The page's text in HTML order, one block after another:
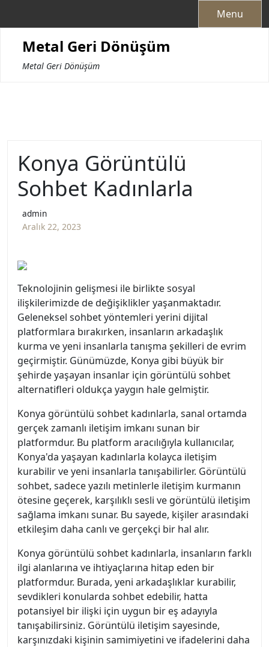
Menu
Metal Geri Dönüşüm
Metal Geri Dönüşüm
Konya Görüntülü
Sohbet Kadınlarla
admin
Aralık 22, 2023
Teknolojinin gelişmesi ile birlikte sosyal
ilişkilerimizde de değişiklikler yaşanmaktadır.
Geleneksel sohbet yöntemleri yerini dijital
platformlara bırakırken, insanların arkadaşlık
kurma ve yeni insanlarla tanışma şekilleri de evrim
geçirmiştir. Günümüzde, Konya gibi büyük bir
şehirde yaşayan insanlar için görüntülü sohbet
alternatifleri oldukça yaygın hale gelmiştir.
Konya görüntülü sohbet kadınlarla, sanal ortamda
gerçek zamanlı iletişim imkanı sunan bir
platformdur. Bu platform aracılığıyla kullanıcılar,
Konya'da yaşayan kadınlarla kolayca iletişim
kurabilir ve yeni insanlarla tanışabilirler. Görüntülü
sohbet, sadece yazılı metinlerle iletişim kurmanın
ötesine geçerek, karşılıklı sesli ve görüntülü iletişim
sağlama imkanı sunar. Bu sayede, kişiler arasındaki
etkileşim daha canlı ve gerçekçi bir hal alır.
Konya görüntülü sohbet kadınlarla, insanların farklı
ilgi alanlarına ve ihtiyaçlarına hitap eden bir
platformdur. Burada, yeni arkadaşlıklar kurabilir,
sevdikleri konularda sohbet edebilir, hatta
potansiyel bir ilişki için uygun bir eş adayıyla
tanışabilirsiniz. Görüntülü iletişim sayesinde,
karşınızdaki kişinin samimiyetini ve ifadelerini daha